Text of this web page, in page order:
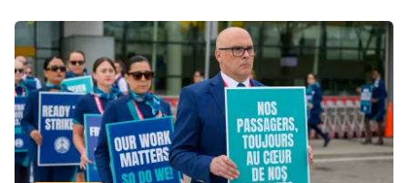
membres des Premières Nations et des Métis
avaient défendu leur mode de vie face à des forces
de milice canadiennes.